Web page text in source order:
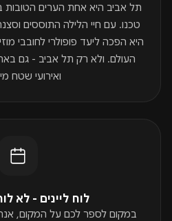
תל אביב היא אחת הערים הטובות
טכנו. עם חיי הלילה התוססים
היא הפכה ליעד פופולרי לחובבי
העולם. ולא רק תל אביב - גם
ואירועי שטח
לוח ליינים - לא
במקום לספר לכם על המקום,